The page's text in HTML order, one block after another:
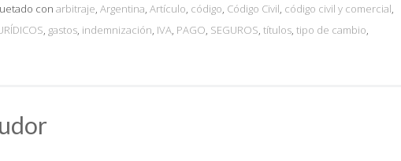
con arbitraje, Argentina, Artículo, código, Código Civil, código civil y comercial,
, gastos, indemnización, IVA, PAGO, SEGUROS, títulos, tipo de cambio,